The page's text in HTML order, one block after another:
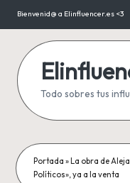
Saltar
contenido
Bienvenid@ a Elinfluencer.es <3
Todo sobres tus
Portada » La obra de
Políticos», ya a la venta